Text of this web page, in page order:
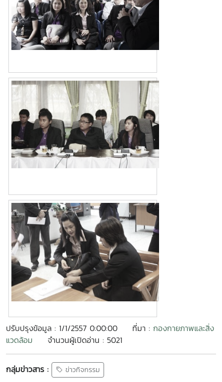
ปรับปรุงข้อมูล : 1/1/2557 0:00:00 ที่มา : กองกายภาพและสิ่ง
แวดล้อม
จำนวนผู้เปิดอ่าน : 5021
กลุ่มข่าวสาร : ข่าวกิจกรรม